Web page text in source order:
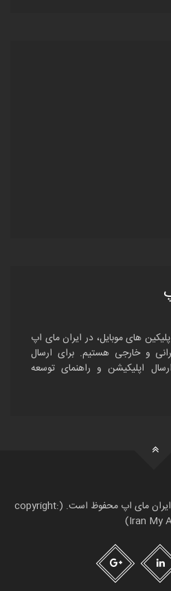
های موبایل، در ایران مای اپ
و خارجی هستیم. برای ارسال
اپلیکیشن و راهنمای توسعه
کلیه حقوق برای گروه نرم افزاری ایران مای اپ محفوظ است. (copyright:
Iran My